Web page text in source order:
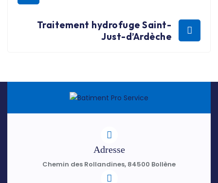
Traitement hydrofuge Saint-
Just-d’Ardèche
Adresse
Chemin des Rollandines, 84500 Bollène